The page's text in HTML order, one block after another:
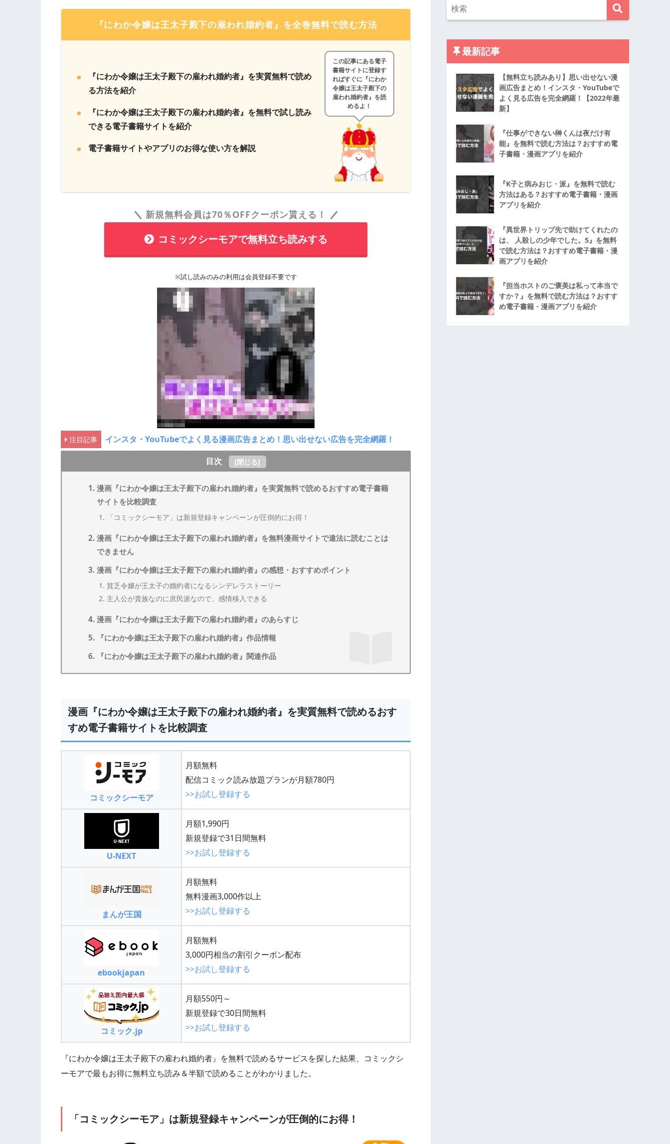
『にわか令嬢は王太子殿下の雇われ婚約者』を全巻無料で読む方法
『にわか令嬢は王太子殿下の雇われ婚約者』を実質無料で読め
る方法を紹介
『にわか令嬢は王太子殿下の雇われ婚約者』を無料で試し読み
できる電子書籍サイトを紹介
電子書籍サイトやアプリのお得な使い方を解説
この記事にある電子
書籍サイトに登録す
ればすぐに『にわか
令嬢は王太子殿下の
雇われ婚約者』を読
めるよ！
新規無料会員は70％OFFクーポン貰える！
コミックシーモアで無料立ち読みする
※試し読みのみの利用は会員登録不要です
注目記事
インスタ・YouTubeでよく見る漫画広告まとめ！思い出せない広告を完全網羅！
目次
[閉じる]
漫画『にわか令嬢は王太子殿下の雇われ婚約者』を実質無料で読めるおすすめ電子書籍
サイトを比較調査
「コミックシーモア」は新規登録キャンペーンが圧倒的にお得！
漫画『にわか令嬢は王太子殿下の雇われ婚約者』を無料漫画サイトで違法に読むことは
できません
漫画『にわか令嬢は王太子殿下の雇われ婚約者』の感想・おすすめポイント
貧乏令嬢が王太子の婚約者になるシンデレラストーリー
主人公が貴族なのに庶民派なので、感情移入できる
漫画『にわか令嬢は王太子殿下の雇われ婚約者』のあらすじ
『にわか令嬢は王太子殿下の雇われ婚約者』作品情報
『にわか令嬢は王太子殿下の雇われ婚約者』関連作品
漫画『にわか令嬢は王太子殿下の雇われ婚約者』を実質無料で読めるおす
すめ電子書籍サイトを比較調査
コミックシーモア
月額無料
配信コミック読み放題プランが月額780円
>>お試し登録する
U-NEXT
月額1,990円
新規登録で31日間無料
>>お試し登録する
まんが王国
月額無料
無料漫画3,000作以上
>>お試し登録する
ebookjapan
月額無料
3,000円相当の割引クーポン配布
>>お試し登録する
コミック.jp
月額550円～
新規登録で30日間無料
>>お試し登録する
『にわか令嬢は王太子殿下の雇われ婚約者』を無料で読めるサービスを探した結果、コミックシ
ーモアで最もお得に無料立ち読み＆半額で読めることがわかりました。
「コミックシーモア」は新規登録キャンペーンが圧倒的にお得！
最新記事
【無料立ち読みあり】思い出せない漫
画広告まとめ！インスタ・YouTubeで
よく見る広告を完全網羅！【2022年最
新】
『仕事ができない榊くんは夜だけ有
能』を無料で読む方法は？おすすめ電
子書籍・漫画アプリを紹介
『K子と病みおじ・派』を無料で読む
方法はある？おすすめ電子書籍・漫画
アプリを紹介
『異世界トリップ先で助けてくれたの
は、 人殺しの少年でした。5』を無料
で読む方法は？おすすめ電子書籍・漫
画アプリを紹介
『担当ホストのご褒美は私って本当で
すか？』を無料で読む方法は？おすす
め電子書籍・漫画アプリを紹介